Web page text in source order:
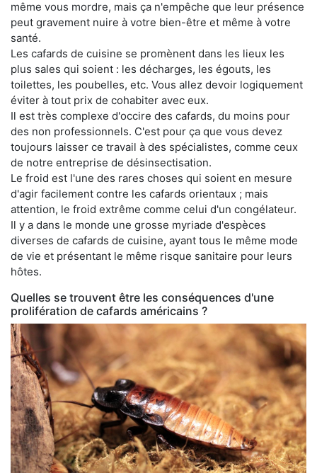
même vous mordre, mais ça n'empêche que leur présence
peut gravement nuire à votre bien-être et même à votre
santé.
Les cafards de cuisine se promènent dans les lieux les
plus sales qui soient : les décharges, les égouts, les
toilettes, les poubelles, etc. Vous allez devoir logiquement
éviter à tout prix de cohabiter avec eux.
Il est très complexe d'occire des cafards, du moins pour
des non professionnels. C'est pour ça que vous devez
toujours laisser ce travail à des spécialistes, comme ceux
de notre entreprise de désinsectisation.
Le froid est l'une des rares choses qui soient en mesure
d'agir facilement contre les cafards orientaux ; mais
attention, le froid extrême comme celui d'un congélateur.
Il y a dans le monde une grosse myriade d'espèces
diverses de cafards de cuisine, ayant tous le même mode
de vie et présentant le même risque sanitaire pour leurs
hôtes.
Quelles se trouvent être les conséquences d'une
prolifération de cafards américains ?